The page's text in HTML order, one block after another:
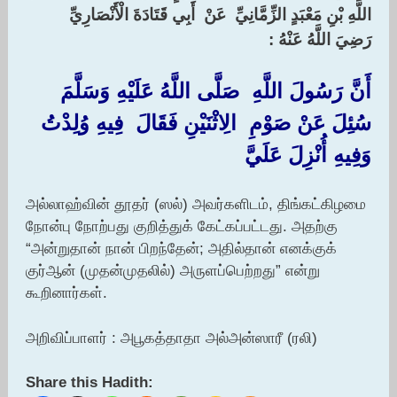
اللَّهِ بْنِ مَعْبَدٍ الزِّمَّانِيِّ ‏ ‏عَنْ ‏ ‏أَبِي قَتَادَةَ الْأَنْصَارِيِّ ‏
‏رَضِيَ اللَّهُ عَنْهُ :‏
‏أَنَّ رَسُولَ اللَّهِ ‏ ‏صَلَّى اللَّهُ عَلَيْهِ وَسَلَّمَ ‏
‏سُئِلَ عَنْ صَوْمِ ‏ ‏الِاثْنَيْنِ فَقَالَ ‏ ‏فِيهِ وُلِدْتُ
وَفِيهِ أُنْزِلَ عَلَيَّ
அல்லாஹ்வின் தூதர் (ஸல்) அவர்களிடம், திங்கட்கிழமை
நோன்பு நோற்பது குறித்துக் கேட்கப்பட்டது. அதற்கு
“அன்றுதான் நான் பிறந்தேன்; அதில்தான் எனக்குக்
குர்ஆன் (முதன்முதலில்) அருளப்பெற்றது” என்று
கூறினார்கள்.
அறிவிப்பாளர் : அபூகத்தாதா அல்அன்ஸாரீ (ரலி)
Share this Hadith: